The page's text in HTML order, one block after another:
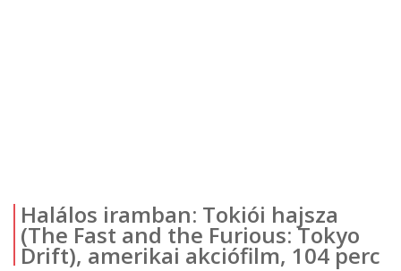
Halálos iramban: Tokiói hajsza
(The Fast and the Furious: Tokyo
Drift), amerikai akciófilm, 104 perc